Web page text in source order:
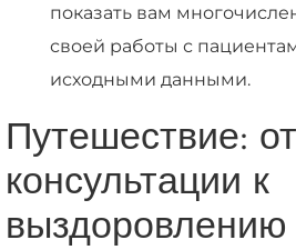
показать вам
своей работы с
исходными данными.
Путешествие: от
консультации к
выздоровлению